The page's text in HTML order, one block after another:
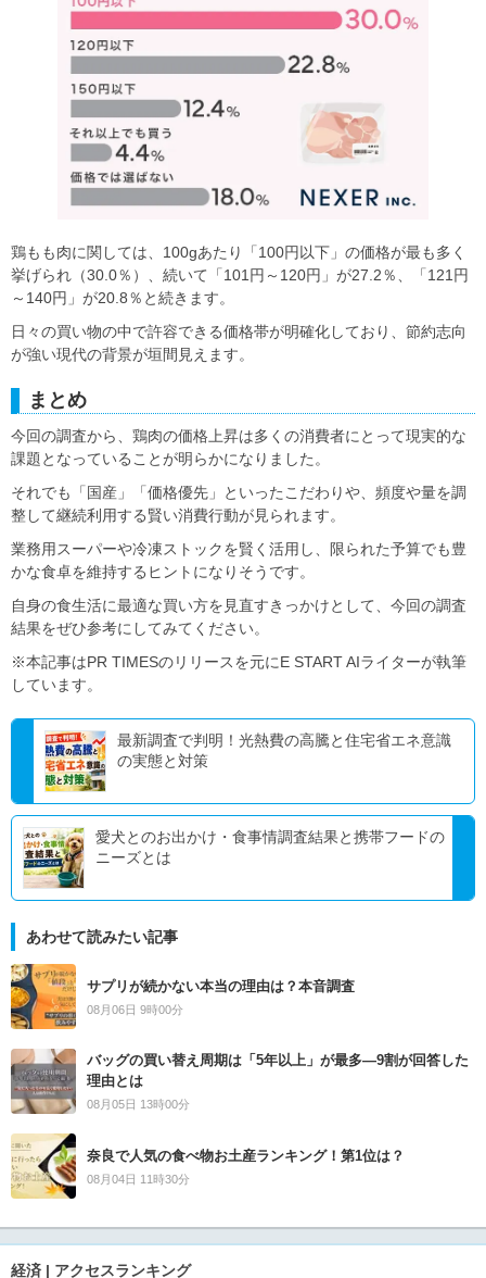
鶏もも肉に関しては、100gあたり「100円以下」の価格が最も多く
挙げられ（30.0％）、続いて「101円～120円」が27.2％、「121円
～140円」が20.8％と続きます。
日々の買い物の中で許容できる価格帯が明確化しており、節約志向
が強い現代の背景が垣間見えます。
まとめ
今回の調査から、鶏肉の価格上昇は多くの消費者にとって現実的な
課題となっていることが明らかになりました。
それでも「国産」「価格優先」といったこだわりや、頻度や量を調
整して継続利用する賢い消費行動が見られます。
業務用スーパーや冷凍ストックを賢く活用し、限られた予算でも豊
かな食卓を維持するヒントになりそうです。
自身の食生活に最適な買い方を見直すきっかけとして、今回の調査
結果をぜひ参考にしてみてください。
※本記事はPR TIMESのリリースを元にE START AIライターが執筆
しています。
最新調査で判明！光熱費の高騰と住宅省エネ意識
の実態と対策
愛犬とのお出かけ・食事情調査結果と携帯フードの
ニーズとは
あわせて読みたい記事
サプリが続かない本当の理由は？本音調査
08月06日 9時00分
バッグの買い替え周期は「5年以上」が最多―9割が回答した
理由とは
08月05日 13時00分
奈良で人気の食べ物お土産ランキング！第1位は？
08月04日 11時30分
経済 | アクセスランキング